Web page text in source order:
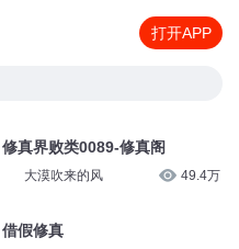
打开APP
修真界败类0089-修真阁
大漠吹来的风 49.4万
借假修真